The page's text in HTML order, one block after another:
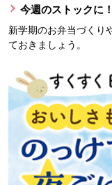
今週のストックに！
新学期のお弁当づくり
ておきましょう。